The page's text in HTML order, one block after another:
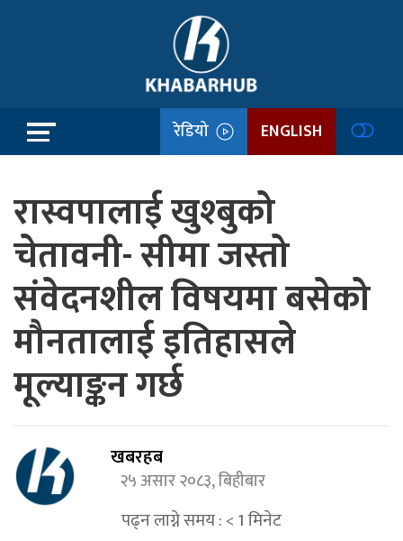
रेडियो ENGLISH
रास्वपालाई खुश्बुको
चेतावनी- सीमा जस्तो
संवेदनशील विषयमा बसेको
मौनतालाई इतिहासले
मूल्याङ्कन गर्छ
खबरहब
२५ असार २०८३, बिहीबार
पढ्न लाग्ने समय :< 1मिनेट